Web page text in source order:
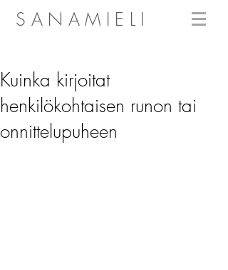
SANAMIELI
Kuinka kirjoitat
henkilökohtaisen runon tai
onnittelupuheen